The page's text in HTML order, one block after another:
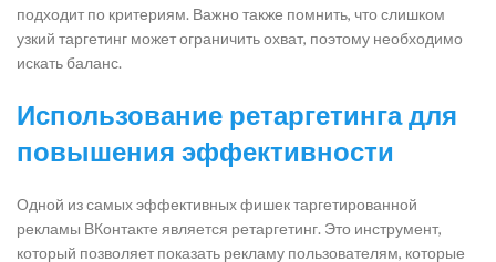
подходит по критериям. Важно также помнить, что слишком
узкий таргетинг может ограничить охват, поэтому необходимо
искать баланс.
Использование ретаргетинга для
повышения эффективности
Одной из самых эффективных фишек таргетированной
рекламы ВКонтакте является ретаргетинг. Это инструмент,
который позволяет показать рекламу пользователям, которые